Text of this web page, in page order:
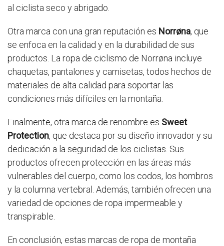
al ciclista seco y abrigado.
Otra marca con una gran reputación es Norrøna, que
se enfoca en la calidad y en la durabilidad de sus
productos. La ropa de ciclismo de Norrøna incluye
chaquetas, pantalones y camisetas, todos hechos de
materiales de alta calidad para soportar las
condiciones más difíciles en la montaña.
Finalmente, otra marca de renombre es Sweet
Protection, que destaca por su diseño innovador y su
dedicación a la seguridad de los ciclistas. Sus
productos ofrecen protección en las áreas más
vulnerables del cuerpo, como los codos, los hombros
y la columna vertebral. Además, también ofrecen una
variedad de opciones de ropa impermeable y
transpirable.
En conclusión, estas marcas de ropa de montaña